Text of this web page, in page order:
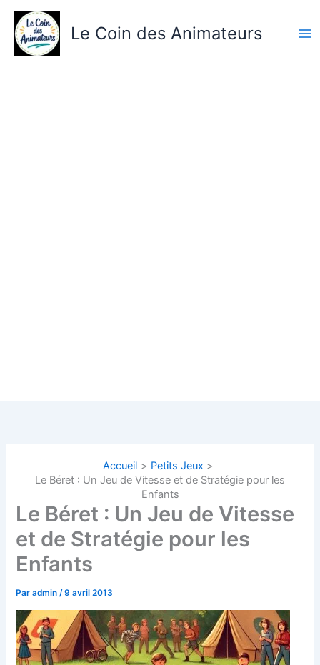
Aller
contenu
Le Coin des Animateurs
Accueil
Petits Jeux
Le Béret : Un Jeu de Vitesse et de Stratégie pour les
Enfants
Le Béret : Un Jeu de Vitesse
et de Stratégie pour les
Enfants
Paradmin/9 avril 2013